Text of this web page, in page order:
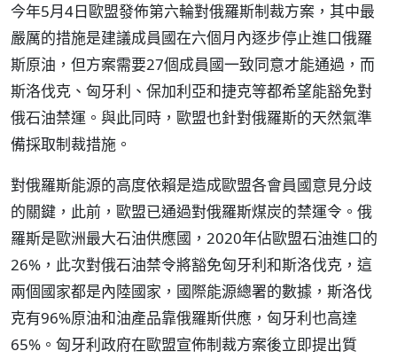
今年5月4日歐盟發佈第六輪對俄羅斯制裁方案，其中最
嚴厲的措施是建議成員國在六個月內逐步停止進口俄羅
斯原油，但方案需要27個成員國一致同意才能通過，而
斯洛伐克、匈牙利、保加利亞和捷克等都希望能豁免對
俄石油禁運。與此同時，歐盟也針對俄羅斯的天然氣準
備採取制裁措施。
對俄羅斯能源的高度依賴是造成歐盟各會員國意見分歧
的關鍵，此前，歐盟已通過對俄羅斯煤炭的禁運令。俄
羅斯是歐洲最大石油供應國，2020年佔歐盟石油進口的
26%，此次對俄石油禁令將豁免匈牙利和斯洛伐克，這
兩個國家都是內陸國家，國際能源總署的數據，斯洛伐
克有96%原油和油產品靠俄羅斯供應，匈牙利也高達
65%。匈牙利政府在歐盟宣佈制裁方案後立即提出質